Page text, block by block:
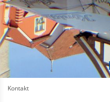
Kontakt